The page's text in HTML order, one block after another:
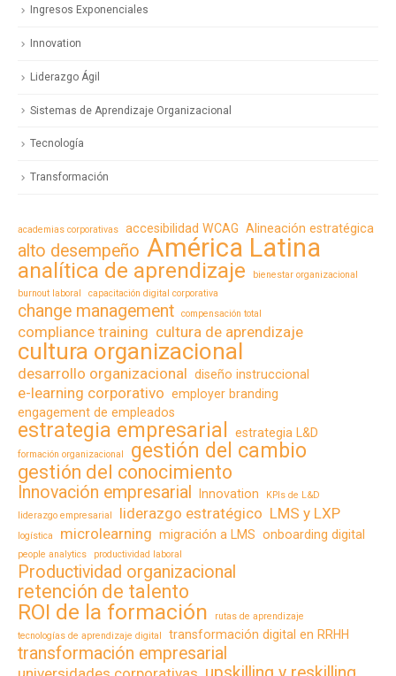
Ingresos Exponenciales
Innovation
Liderazgo Ágil
Sistemas de Aprendizaje Organizacional
Tecnología
Transformación
academias corporativas accesibilidad WCAG Alineación estratégica
alto desempeño América Latina
analítica de aprendizaje
bienestar organizacional
burnout laboral
capacitación digital corporativa
change management compensación total
compliance training cultura de aprendizaje
cultura organizacional
desarrollo organizacional diseño instruccional
e-learning corporativo employer branding
engagement de empleados
estrategia empresarial estrategia L&D
formación organizacional gestión del cambio
gestión del conocimiento
Innovación empresarial Innovation
KPIs de L&D
liderazgo empresarial
liderazgo estratégico LMS y LXP
logística microlearning migración a LMS onboarding digital
people analytics productividad laboral
Productividad organizacional
retención de talento
ROI de la formación
rutas de aprendizaje
tecnologías de aprendizaje digital
transformación digital en RRHH
transformación empresarial